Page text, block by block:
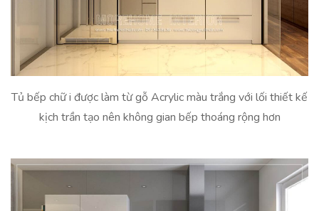
Tủ bếp chữ i được làm từ gỗ Acrylic màu trắng với lối thiết kế
kịch trần tạo nên không gian bếp thoáng rộng hơn